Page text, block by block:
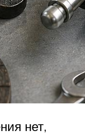
нет,